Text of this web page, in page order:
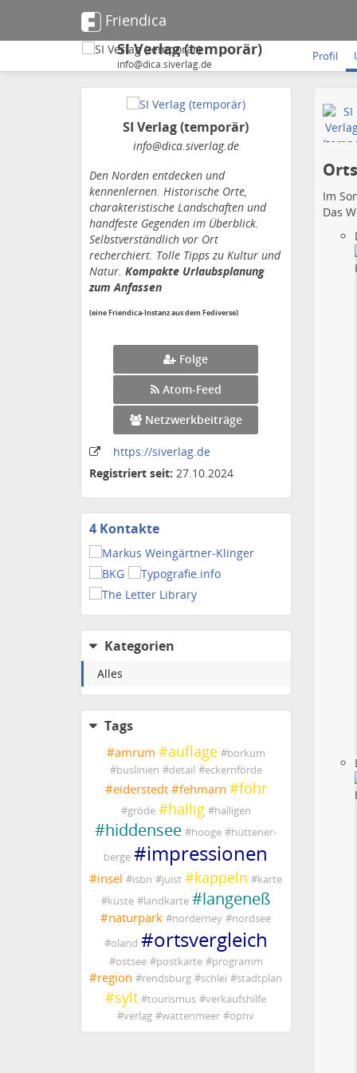
Friendica
SI Verlag (temporär)
info@dica.siverlag.de
Profil
SI Verlag (temporär)
info@dica.siverlag.de
Den Norden entdecken und
kennenlernen. Historische Orte,
charakteristische Landschaften und
handfeste Gegenden im Überblick.
Selbstverständlich vor Ort
recherchiert. Tolle Tipps zu Kultur und
Natur. Kompakte Urlaubsplanung
zum Anfassen
(eine Friendica-Instanz aus dem Fediverse)
Folge
Atom-Feed
Netzwerkbeiträge
https://siverlag.de
Registriert seit: 27.10.2024
4 KontakteKontakte
Kategorien
Alles
Tags
#amrum #auflage #borkum
#buslinien #detail #eckernförde
#eiderstedt #fehmarn #föhr
#gröde #hallig #halligen
#hiddensee #hooge #hüttener-
berge #impressionen
#insel #isbn #juist #kappeln #karte
#küste #landkarte #langeneß
#naturpark #norderney #nordsee
#oland #ortsvergleich
#ostsee #postkarte #programm
#region #rendsburg #schlei #stadtplan
#sylt #tourismus #verkaufshilfe
#verlag #wattenmeer #öpnv
Im
Das